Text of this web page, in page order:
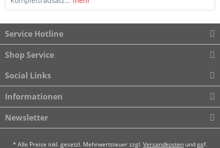
Service Hotline
Shop Service
Social Links
Informationen
Newsletter
* Alle Preise inkl. gesetzl. Mehrwertsteuer zzgl.Versandkosten und ggf.